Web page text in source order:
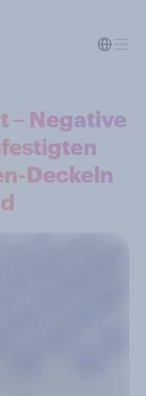
– Negative
Deckeln